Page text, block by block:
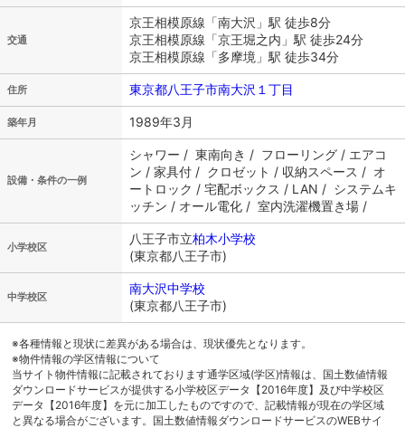
交通
京王相模原線「南大沢」駅 徒歩8分
京王相模原線「京王堀之内」駅 徒歩24分
京王相模原線「多摩境」駅 徒歩34分
住所 東京都八王子市南大沢１丁目
築年月 1989年3月
設備・条件の一例
シャワー / 東南向き / フローリング / エアコ
ン / 家具付 / クロゼット / 収納スペース / オ
ートロック / 宅配ボックス / LAN / システムキ
ッチン / オール電化 / 室内洗濯機置き場 /
小学校区
八王子市立柏木小学校
(東京都八王子市)
中学校区
南大沢中学校
(東京都八王子市)
※各種情報と現状に差異がある場合は、現状優先となります。
※物件情報の学区情報について
当サイト物件情報に記載されております通学区域(学区)情報は、国土数値情報
ダウンロードサービスが提供する小学校区データ【2016年度】及び中学校区
データ【2016年度】を元に加工したものですので、記載情報が現在の学区域
と異なる場合がございます。国土数値情報ダウンロードサービスのWEBサイ